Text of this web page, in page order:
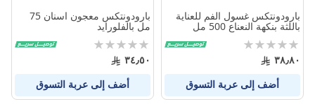
بارودونتكس غسول الفم للعناية
باللثة بنكهة النعناع 500 مل
Rating:
0%
٣٨٫٨٠
أضف إلى عربة التسوق
بارودونتكس معجون اسنان 75
مل بالفلورايد
Rating:
0%
٣٤٫٥٠
أضف إلى عربة التسوق